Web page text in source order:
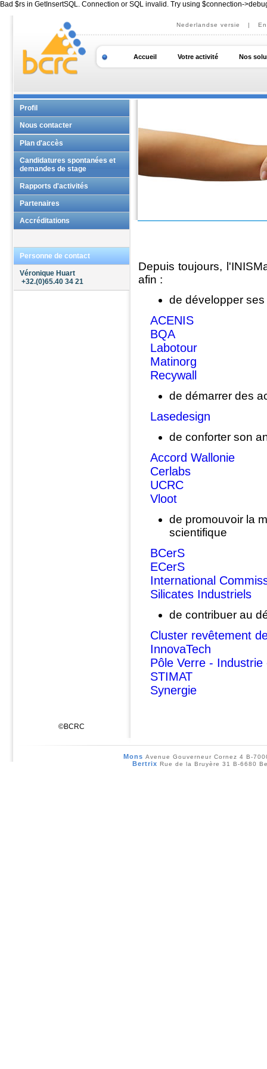
Bad $rs in GetInsertSQL. Connection or SQL invalid. Try using $connection-
Nederlandse versie |
Accueil Votre activité Nos
©BCRC
Profil
Nous contacter
Principaux services
Trouver quelqu'un
Plan d'accès
Candidatures spontanées et
demandes de stage
Rapports d'activités
Partenaires
Accréditations
Personne de contact
Véronique Huart
+32.(0)65.40 34 21
Depuis toujours,
afin :
de développer
ACENIS
BQA
Labotour
Matinorg
Recywall
de démarrer des
Lasedesign
de conforter son
Accord Wallonie
Cerlabs
UCRC
Vloot
de promouvoir la
scientifique
BCerS
ECerS
International
Silicates Industriels
de contribuer au
Cluster revêtement
InnovaTech
Pôle Verre - Industrie
STIMAT
Synergie
Mons Avenue Gouverneur Cornez 4 B-
Bertrix Rue de la Bruyère 31 B-6680